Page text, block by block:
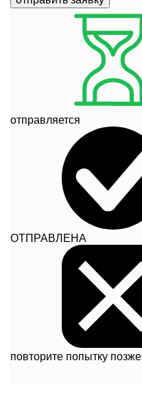
отправляется
ОТПРАВЛЕНА
повторите попытку позже